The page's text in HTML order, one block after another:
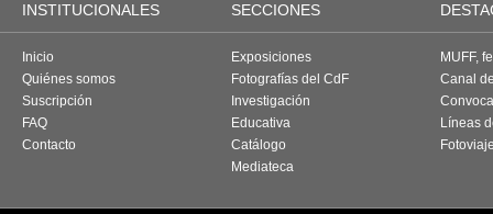
INSTITUCIONALES SECCIONES
Inicio
Quiénes somos
Suscripción
FAQ
Contacto
Exposiciones
Fotografías del CdF
Investigación
Educativa
Catálogo
Mediateca
MUFF,
Canal
Líneas